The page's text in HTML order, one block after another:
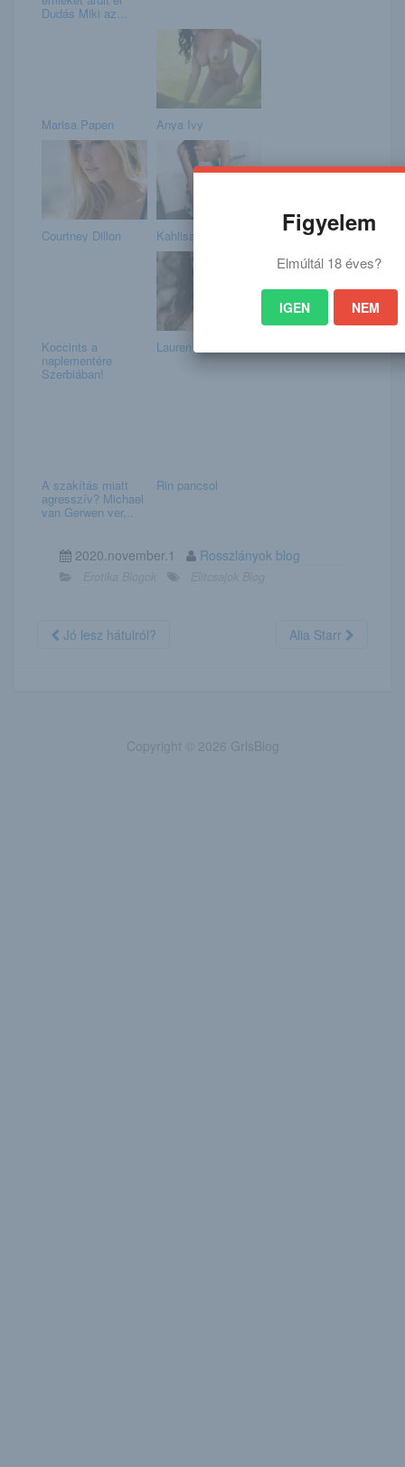
Dudás Miki az...
Marisa Papen Anya Ivy
Courtney Dillon Kahlisa
Koccints a
naplementére
Szerbiában!
Lauren (2)
A szakítás miatt
agresszív? Michael
van Gerwen ver...
Rin pancsol
2020.november.1 Rosszlányok blog
Jó lesz hátulról? Alia Starr
Figyelem
Elmúltál 18 éves?
IGEN NEM